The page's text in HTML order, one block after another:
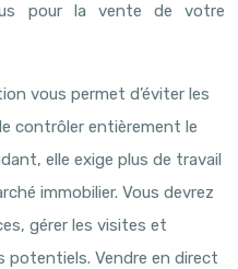
pour la vente de votre
vous permet d’éviter les
contrôler entièrement le
elle exige plus de travail
immobilier. Vous devrez
gérer les visites et
potentiels. Vendre en direct